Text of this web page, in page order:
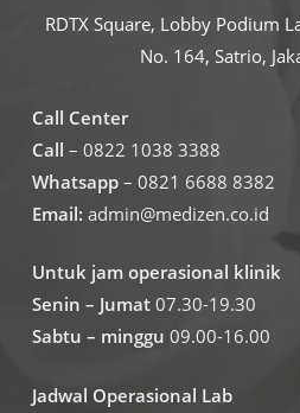
RDTX Square, Lobby Podium
No. 164, Satrio,
Call Center
Call – 0822 1038 3388
Whatsapp – 0821 6688 8382
Email: admin@medizen.co.id
Untuk jam operasional klinik
Senin – Jumat07.30-19.30
Sabtu – minggu 09.00-16.00
Jadwal Operasional Lab